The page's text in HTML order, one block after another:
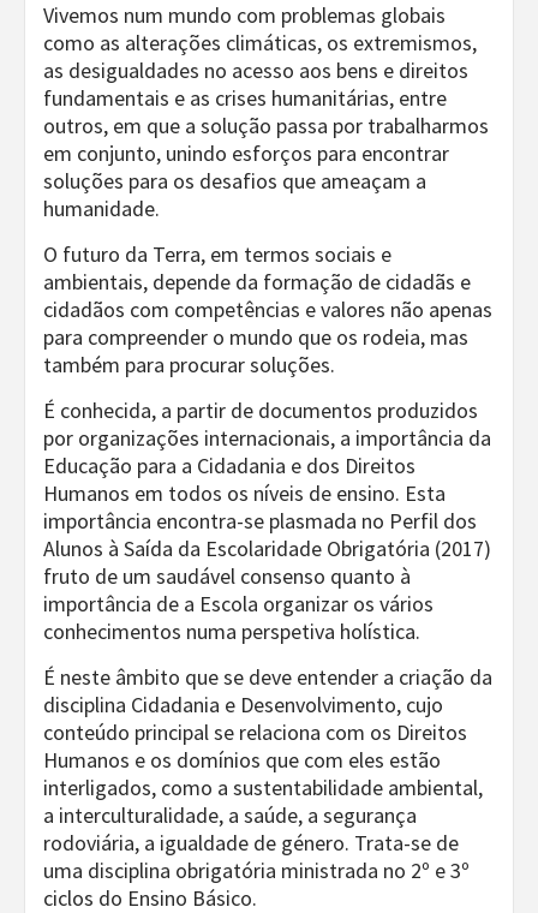
Vivemos num mundo com problemas globais
como as alterações climáticas, os extremismos,
as desigualdades no acesso aos bens e direitos
fundamentais e as crises humanitárias, entre
outros, em que a solução passa por trabalharmos
em conjunto, unindo esforços para encontrar
soluções para os desafios que ameaçam a
humanidade.
O futuro da Terra, em termos sociais e
ambientais, depende da formação de cidadãs e
cidadãos com competências e valores não apenas
para compreender o mundo que os rodeia, mas
também para procurar soluções.
É conhecida, a partir de documentos produzidos
por organizações internacionais, a importância da
Educação para a Cidadania e dos Direitos
Humanos em todos os níveis de ensino. Esta
importância encontra-se plasmada no Perfil dos
Alunos à Saída da Escolaridade Obrigatória (2017)
fruto de um saudável consenso quanto à
importância de a Escola organizar os vários
conhecimentos numa perspetiva holística.
É neste âmbito que se deve entender a criação da
disciplina Cidadania e Desenvolvimento, cujo
conteúdo principal se relaciona com os Direitos
Humanos e os domínios que com eles estão
interligados, como a sustentabilidade ambiental,
a interculturalidade, a saúde, a segurança
rodoviária, a igualdade de género. Trata-se de
uma disciplina obrigatória ministrada no 2º e 3º
ciclos do Ensino Básico.